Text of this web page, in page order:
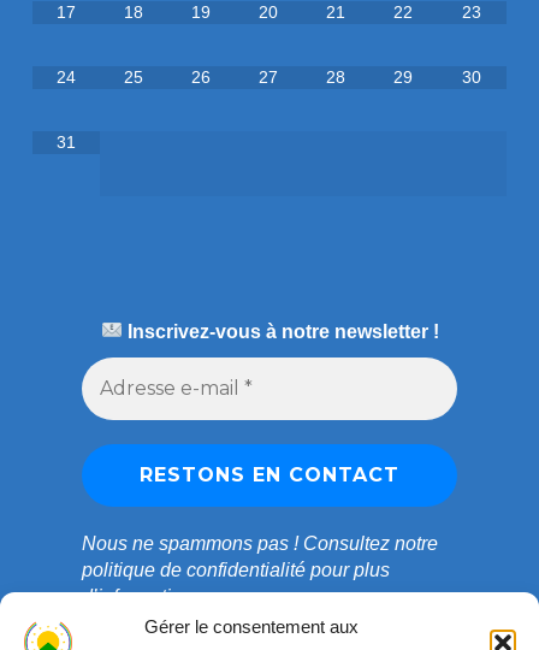
Gérer le consentement aux
17 18 19 20 21 22 23
24 25 26 27 28 29 30
31
Inscrivez-vous à notre newsletter !
Nous ne spammons pas ! Consultez notre
politique de confidentialitépour plus
d’informations.